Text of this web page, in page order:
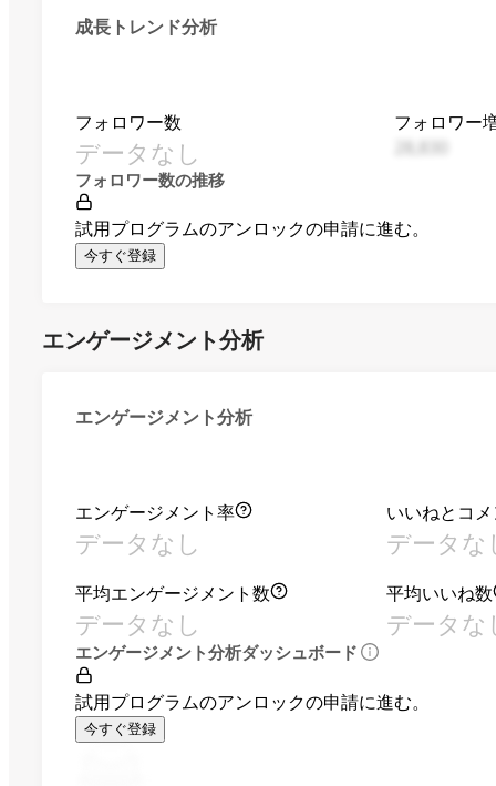
成長トレンド分析
フォロワー数
データなし
フォロワー
フォロワー数の推移
試用プログラムのアンロックの申請に進む。
今すぐ登録
エンゲージメント分析
エンゲージメント分析
エンゲージメント率
データなし
いいねとコ
データな
平均エンゲージメント数
データなし
平均いいね数
データな
エンゲージメント分析ダッシュボード
試用プログラムのアンロックの申請に進む。
今すぐ登録